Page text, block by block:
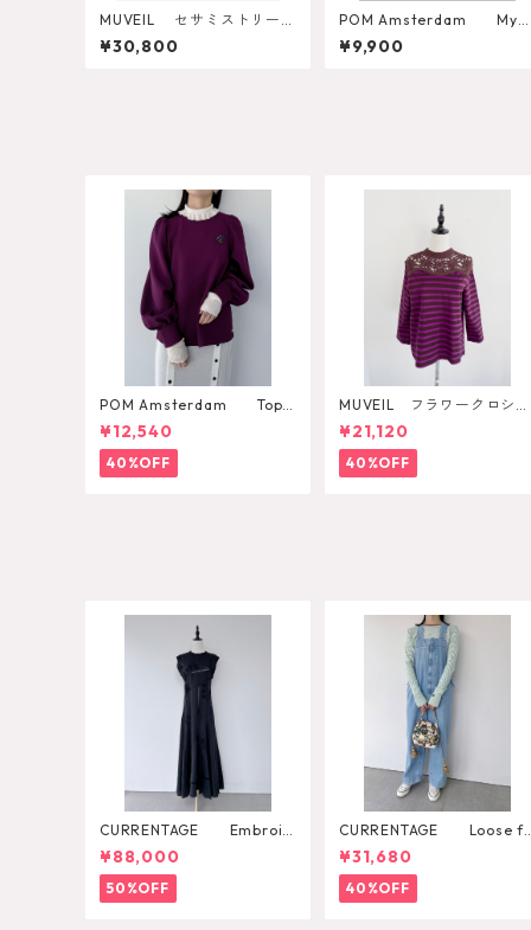
MUVEIL セサミストリート
コラボ グランマチャーム
MA262EAC701
¥30,800
POM Amsterdam
ic Dinner Small Blue
¥9,900
POM Amsterdam Top K
ae Pulm
¥12,540
40%OFF
MUVEIL フラワークロシェ
カットソー
¥21,120
40%OFF
CURRENTAGE Embroid
ery One Piece
¥88,000
50%OFF
CURRENTAGE Loose
ting overall
¥31,680
40%OFF